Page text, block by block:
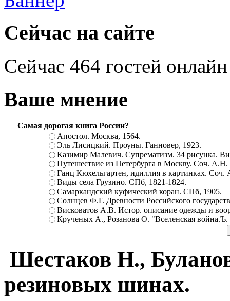
Сейчас на сайте
Сейчас 464 гостей онлайн
Ваше мнение
Самая дорогая книга России?
Апостол. Москва, 1564.
Эль Лисицкий. Проуны. Ганновер, 1923.
Казимир Малевич. Супрематизм. 34 рисунка.
Путешествие из Петербурга в Москву. Соч.
Ганц Кюхельгартен, идиллия в картинках.
Виды села Грузино. СПб, 1821-1824.
Самаркандский куфический коран. СПб, 1905.
Солнцев Ф.Г. Древности Российского
Висковатов А.В. Истор. описание одежды и
Крученых А., Розанова О. "Вселенская
Шестаков Н.,
резиновых шинах.